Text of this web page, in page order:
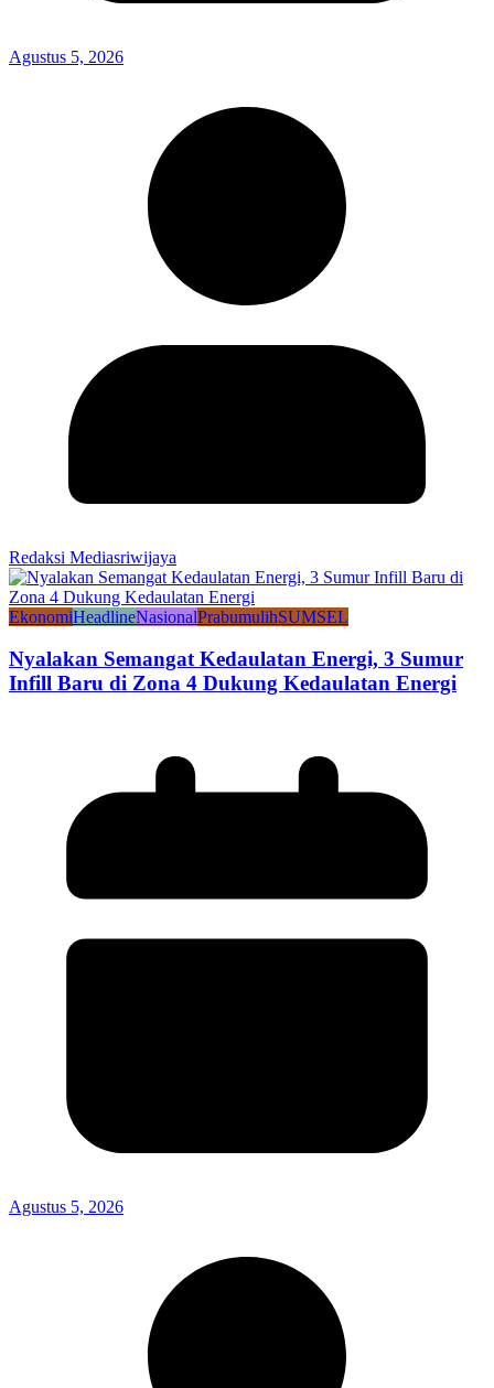
Agustus 5, 2026
Redaksi Mediasriwijaya
EkonomiHeadlineNasionalPrabumulihSUMSEL
Nyalakan Semangat Kedaulatan Energi, 3 Sumur
Infill Baru di Zona 4 Dukung Kedaulatan Energi
Agustus 5, 2026